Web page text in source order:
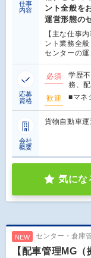
仕事
内容
ント全般を
運営形態の
【主な仕事
ント業務全
センターの
応募
資格
必須
学歴
務、
歓迎
■マネ
会社
概要
貨物自動車
気にな
NEW センター・倉庫
【配車管理MG